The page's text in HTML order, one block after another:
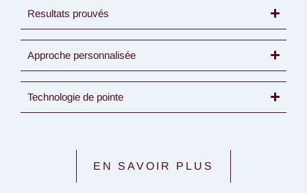
Resultats prouvés
Approche personnalisée
Technologie de pointe
EN SAVOIR PLUS